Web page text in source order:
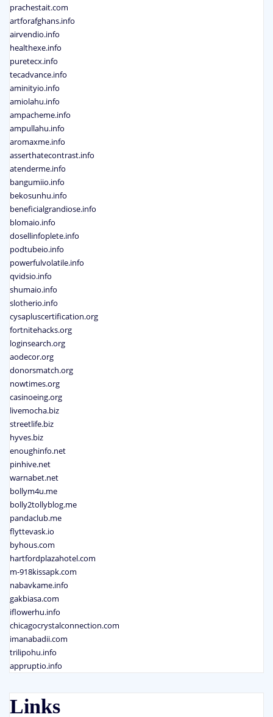
prachestait.com
artforafghans.info
airvendio.info
healthexe.info
puretecx.info
tecadvance.info
aminityio.info
amiolahu.info
ampacheme.info
ampullahu.info
aromaxme.info
asserthatecontrast.info
atenderme.info
bangumiio.info
bekosunhu.info
beneficialgrandiose.info
blomaio.info
dosellinfoplete.info
podtubeio.info
powerfulvolatile.info
qvidsio.info
shumaio.info
slotherio.info
cysapluscertification.org
fortnitehacks.org
loginsearch.org
aodecor.org
donorsmatch.org
nowtimes.org
casinoeing.org
livemocha.biz
streetlife.biz
hyves.biz
enoughinfo.net
pinhive.net
warnabet.net
bollym4u.me
bolly2tollyblog.me
pandaclub.me
flyttevask.io
byhous.com
hartfordplazahotel.com
m-918kissapk.com
nabavkame.info
gakbiasa.com
iflowerhu.info
chicagocrystalconnection.com
imanabadii.com
trilipohu.info
appruptio.info
Links